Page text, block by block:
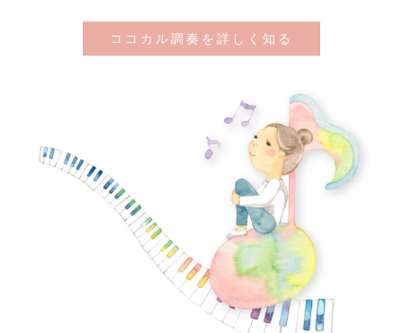
ココカル調奏を詳しく知る